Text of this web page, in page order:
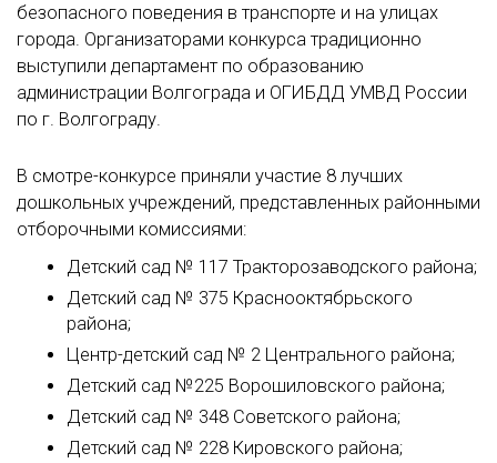
безопасного поведения в транспорте и на улицах
города. Организаторами конкурса традиционно
выступили департамент по образованию
администрации Волгограда и ОГИБДД УМВД России
по г. Волгограду.
В смотре-конкурсе приняли участие 8 лучших
дошкольных учреждений, представленных районными
отборочными комиссиями:
Детский сад № 117 Тракторозаводского района;
Детский сад № 375 Краснооктябрьского
района;
Центр-детский сад № 2 Центрального района;
Детский сад №225 Ворошиловского района;
Детский сад № 348 Советского района;
Детский сад № 228 Кировского района;